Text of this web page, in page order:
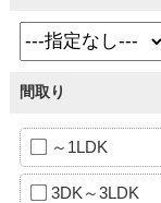
間取り
～1LDK
3DK～3LDK